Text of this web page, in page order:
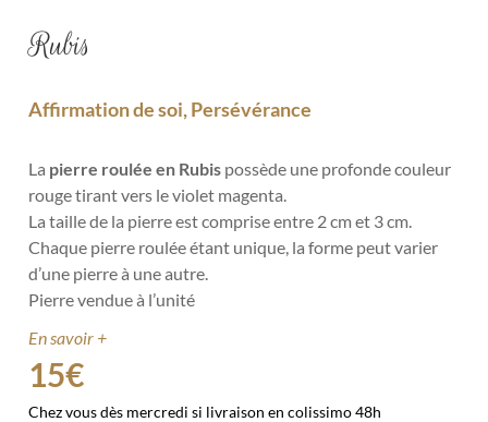
Rubis
Affirmation de soi, Persévérance
La pierre roulée en Rubis possède une profonde couleur
rouge tirant vers le violet magenta.
La taille de la pierre est comprise entre 2 cm et 3 cm.
Chaque pierre roulée étant unique, la forme peut varier
d’une pierre à une autre.
Pierre vendue à l’unité
En savoir +
15€
Chez vous dès mercredi si livraison en colissimo 48h